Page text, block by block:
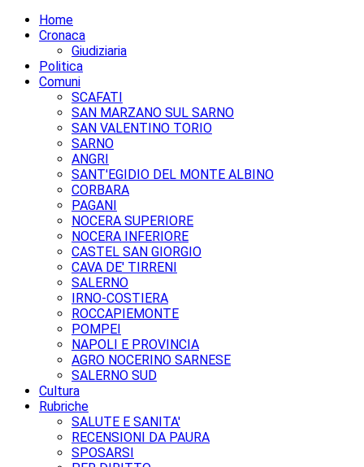
Home
Cronaca
Giudiziaria
Politica
Comuni
SCAFATI
SAN MARZANO SUL SARNO
SAN VALENTINO TORIO
SARNO
ANGRI
SANT'EGIDIO DEL MONTE ALBINO
CORBARA
PAGANI
NOCERA SUPERIORE
NOCERA INFERIORE
CASTEL SAN GIORGIO
CAVA DE' TIRRENI
SALERNO
IRNO-COSTIERA
ROCCAPIEMONTE
POMPEI
NAPOLI E PROVINCIA
AGRO NOCERINO SARNESE
SALERNO SUD
Cultura
Rubriche
SALUTE E SANITA'
RECENSIONI DA PAURA
SPOSARSI